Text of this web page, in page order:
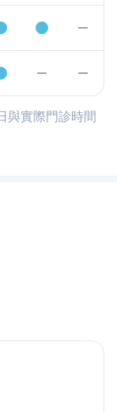
與實際門診時間